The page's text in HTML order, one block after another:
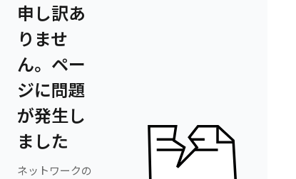
申し訳あ
りませ
ん。ペー
ジに問題
が発生し
ました
ネットワークの